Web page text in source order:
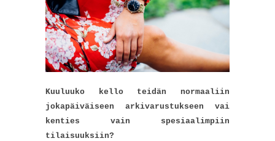
Kuuluuko kello teidän normaaliin
jokapäiväiseen arkivarustukseen vai
kenties vain spesiaalimpiin
tilaisuuksiin?